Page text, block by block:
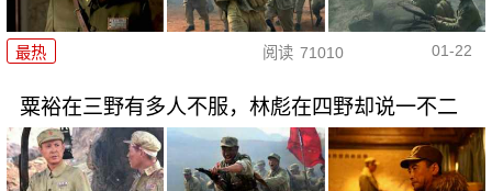
最热 阅读 71010 01-22
粟裕在三野有多人不服，林彪在四野却说一不二